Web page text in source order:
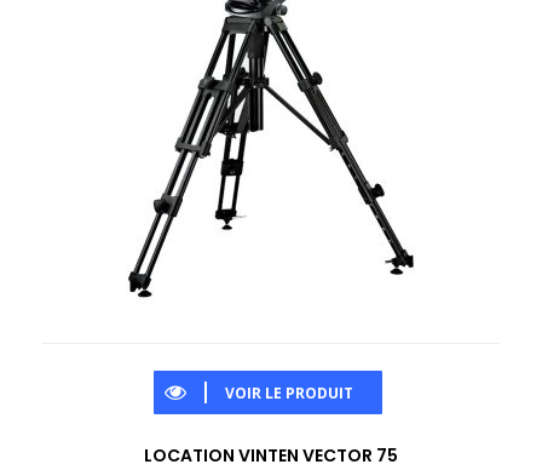
VOIR LE PRODUIT
LOCATION VINTEN VECTOR 75